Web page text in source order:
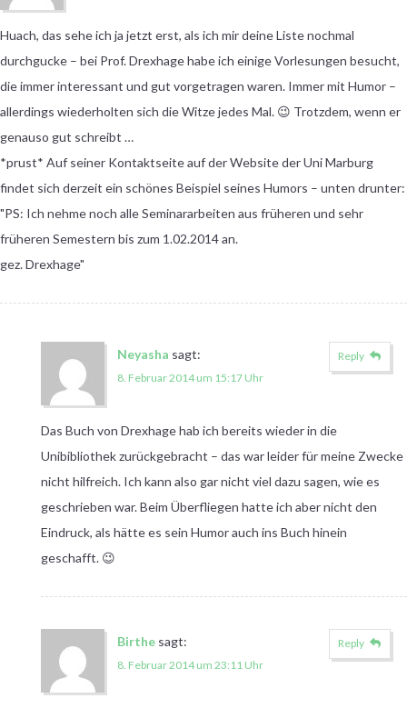
Huach, das sehe ich ja jetzt erst, als ich mir deine Liste nochmal
durchgucke – bei Prof. Drexhage habe ich einige Vorlesungen besucht,
die immer interessant und gut vorgetragen waren. Immer mit Humor –
allerdings wiederholten sich die Witze jedes Mal. 😉 Trotzdem, wenn er
genauso gut schreibt …
*prust* Auf seiner Kontaktseite auf der Website der Uni Marburg
findet sich derzeit ein schönes Beispiel seines Humors – unten drunter:
"PS: Ich nehme noch alle Seminararbeiten aus früheren und sehr
früheren Semestern bis zum 1.02.2014 an.
gez. Drexhage"
Neyasha sagt:
8. Februar 2014 um 15:17 Uhr
Das Buch von Drexhage hab ich bereits wieder in die
Unibibliothek zurückgebracht – das war leider für meine Zwecke
nicht hilfreich. Ich kann also gar nicht viel dazu sagen, wie es
geschrieben war. Beim Überfliegen hatte ich aber nicht den
Eindruck, als hätte es sein Humor auch ins Buch hinein
geschafft. 😉
Reply
Birthe sagt:
8. Februar 2014 um 23:11 Uhr
Reply